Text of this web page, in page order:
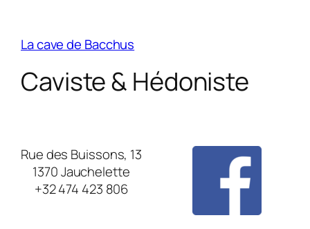
La cave de Bacchus
Caviste & Hédoniste
Rue des Buissons, 13
1370 Jauchelette
+32 474 423 806